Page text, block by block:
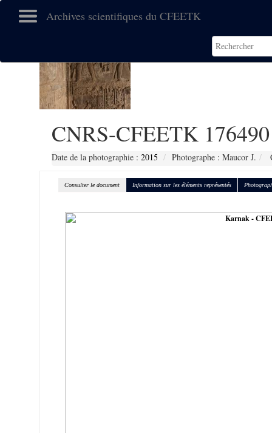
Archives scientifiques du CFEETK
CNRS-CFEETK 176490
Date de la photographie : 2015 Photographe : Maucor J.
Consulter le document Information sur les éléments représentés